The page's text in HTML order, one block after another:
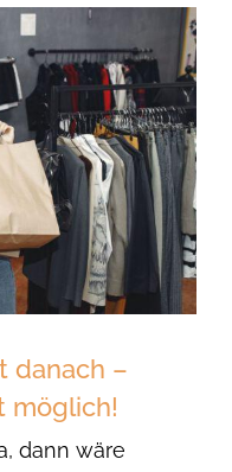
danach –
möglich!
dann wäre